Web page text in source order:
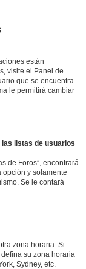
están
visite el Panel de
que se encuentra
le permitirá cambiar
listas de usuarios
de Foros”, encontrará
opción y solamente
Se le contará
zona horaria. Si
su zona horaria
Sydney, etc.